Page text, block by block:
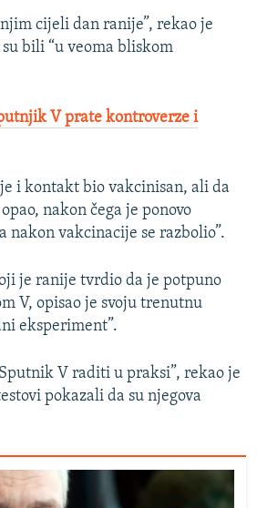
njim cijeli dan ranije”, rekao je
bili “u veoma bliskom
V prate kontroverze i
i kontakt bio vakcinisan, ali da
nakon čega je ponovo
nakon vakcinacije se razbolio”.
je ranije tvrdio da je potpuno
V, opisao je svoju trenutnu
eksperiment”.
V raditi u praksi”, rekao je
pokazali da su njegova